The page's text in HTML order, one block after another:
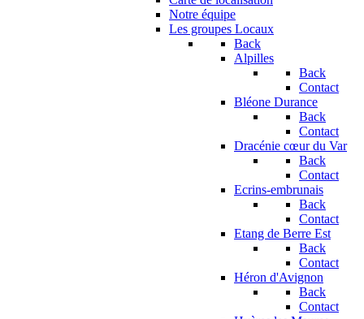
Notre équipe
Les groupes Locaux
Back
Alpilles
Back
Contact
Bléone Durance
Back
Contact
Dracénie cœur du Var
Back
Contact
Ecrins-embrunais
Back
Contact
Etang de Berre Est
Back
Contact
Héron d'Avignon
Back
Contact